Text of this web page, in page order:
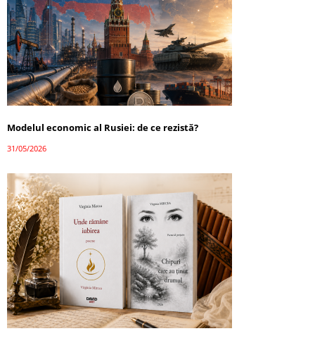
Modelul economic al Rusiei: de ce rezistă?
31/05/2026